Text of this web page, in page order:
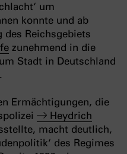
um
konnte und ab
des Reichsgebiets
zunehmend in die
Stadt in Deutschland
Ermächtigungen, die
Heydrich
macht deutlich,
des Regimes